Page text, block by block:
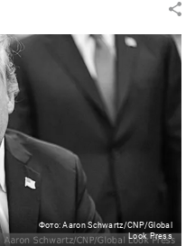
Фото: Aaron Schwartz/CNP/Global
Look Press